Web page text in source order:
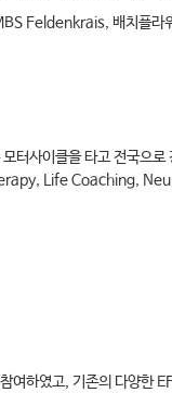
Feldenkrais, 배치플라
모터사이클을 타고 전국
Life Coaching,
여하였고, 기존의 다양한